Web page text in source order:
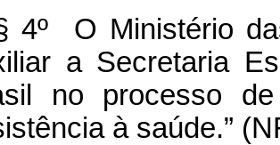
4º O Ministério
a Secretaria
no processo
à saúde.”